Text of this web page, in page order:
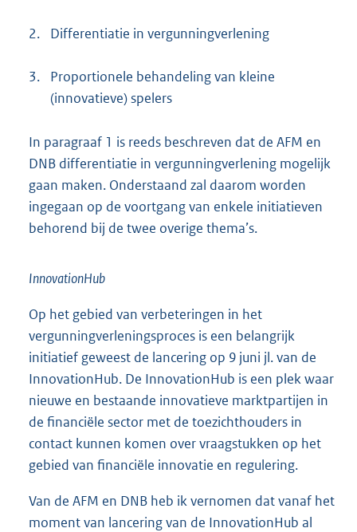
2. Differentiatie in vergunningverlening
3.
Proportionele behandeling van kleine
(innovatieve) spelers
In paragraaf 1 is reeds beschreven dat de AFM en
DNB differentiatie in vergunningverlening mogelijk
gaan maken. Onderstaand zal daarom worden
ingegaan op de voortgang van enkele initiatieven
behorend bij de twee overige thema’s.
InnovationHub
Op het gebied van verbeteringen in het
vergunningverleningsproces is een belangrijk
initiatief geweest de lancering op 9 juni jl. van de
InnovationHub. De InnovationHub is een plek waar
nieuwe en bestaande innovatieve marktpartijen in
de financiële sector met de toezichthouders in
contact kunnen komen over vraagstukken op het
gebied van financiële innovatie en regulering.
Van de AFM en DNB heb ik vernomen dat vanaf het
moment van lancering van de InnovationHub al